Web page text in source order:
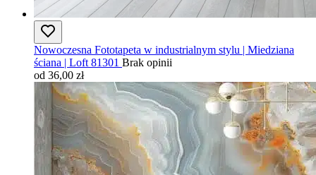
Nowoczesna Fototapeta w industrialnym stylu | Miedziana
ściana | Loft 81301 Brak opinii
od 36,00 zł